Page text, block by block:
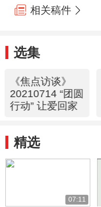
相关稿件
选集
《焦点访谈》
20210714 “团圆
行动” 让爱回家
精选
07:11